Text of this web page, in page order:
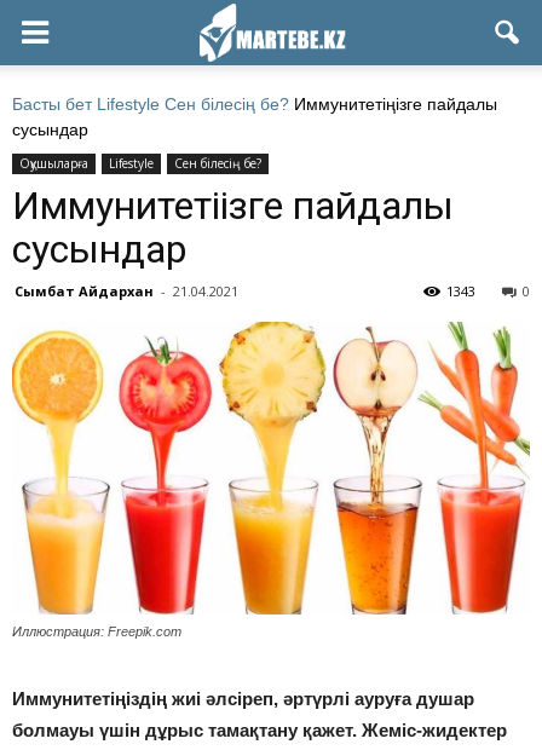
Басты бет Lifestyle Сен білесің бе? Иммунитетіңізге пайдалы
сусындар
Оқушыларға Lifestyle Сен білесің бе?
Иммунитетіңізге пайдалы
сусындар
Сымбат Айдархан - 21.04.2021 0
1343
Иллюстрация: Freepik.com
Иммунитетіңіздің жиі әлсіреп, әртүрлі ауруға душар
болмауы үшін дұрыс тамақтану қажет. Жеміс-жидектер